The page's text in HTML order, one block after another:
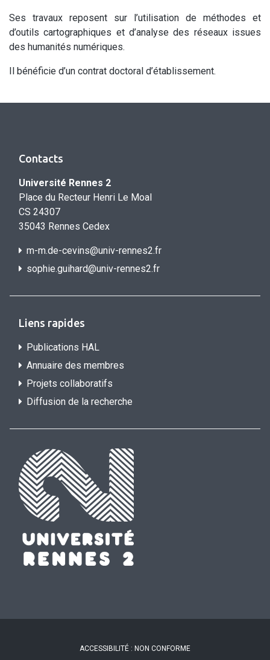
Ses travaux reposent sur l’utilisation de méthodes et
d’outils cartographiques et d’analyse des réseaux issues
des humanités numériques.
Il bénéficie d’un contrat doctoral d’établissement.
Contacts
Université Rennes 2
Place du Recteur Henri Le Moal
CS 24307
35043 Rennes Cedex
m-m.de-cevins@univ-rennes2.fr
sophie.guihard@univ-rennes2.fr
Liens rapides
Publications HAL
Annuaire des membres
Projets collaboratifs
Diffusion de la recherche
ACCESSIBILITÉ : NON CONFORME